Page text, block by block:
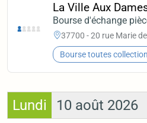
La Ville Aux
Bourse d'échange
37700 - 20 rue Marie
Bourse toutes
Lundi 10 août 2026